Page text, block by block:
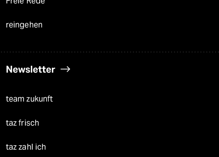
reingehen
Newsletter
team zukunft
taz frisch
taz zahl ich